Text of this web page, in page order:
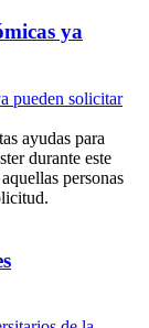
ya
ayudas para
durante este
personas